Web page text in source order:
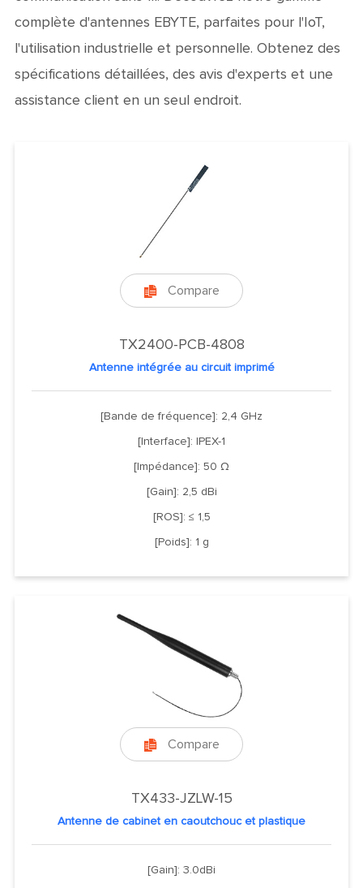
complète d'antennes EBYTE, parfaites pour l'IoT,
l'utilisation industrielle et personnelle. Obtenez des
spécifications détaillées, des avis d'experts et une
assistance client en un seul endroit.
 Compare
TX2400-PCB-4808
Antenne intégrée au circuit imprimé
[Bande de fréquence]: 2,4 GHz
[Interface]: IPEX-1
[Impédance]: 50 Ω
[Gain]: 2,5 dBi
[ROS]: ≤ 1,5
[Poids]: 1 g
 Compare
TX433-JZLW-15
Antenne de cabinet en caoutchouc et plastique
[Gain]: 3.0dBi